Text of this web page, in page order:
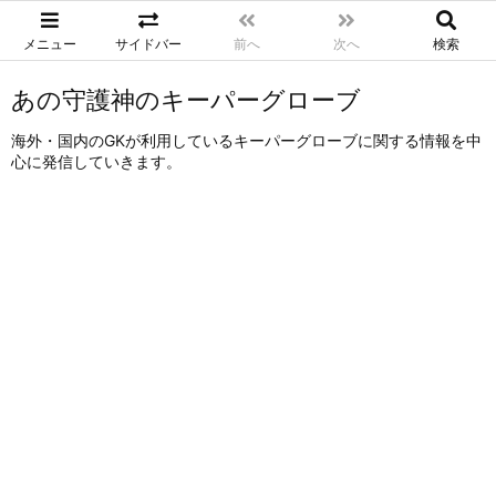
メニュー サイドバー 前へ 次へ 検索
あの守護神のキーパーグローブ
海外・国内のGKが利用しているキーパーグローブに関する情報を中
心に発信していきます。